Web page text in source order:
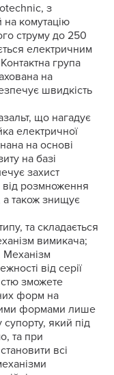
з
комутацію
струму до 250
електричним
група
на
швидкість
що нагадує
електричної
на основі
на базі
захист
від розмноження
а також знищує
та складається
вимикача;
від серії
зможете
форм на
формами лише
який під
та при
всі